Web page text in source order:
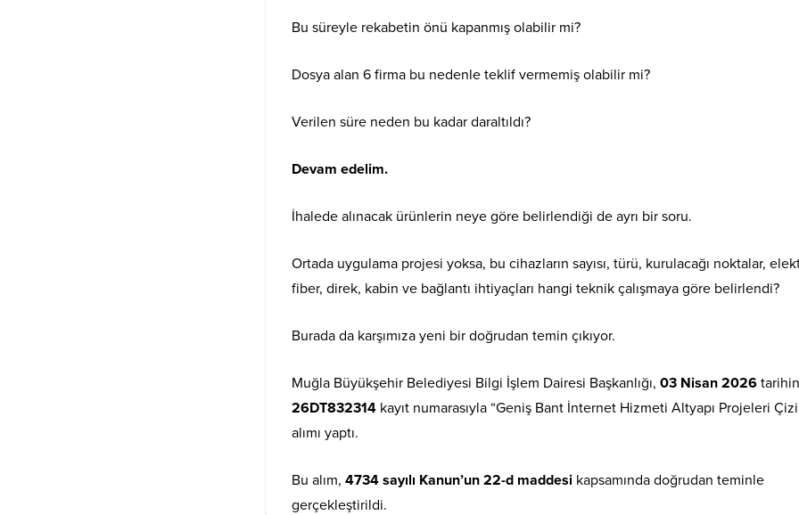
Bu süreyle rekabetin önü kapanmış olabilir mi?
Dosya alan 6 firma bu nedenle teklif vermemiş olabilir mi?
Verilen süre neden bu kadar daraltıldı?
Devam edelim.
İhalede alınacak ürünlerin neye göre belirlendiği de ayrı bir soru.
Ortada uygulama projesi yoksa, bu cihazların sayısı, türü, kurulacağı noktalar,
fiber, direk, kabin ve bağlantı ihtiyaçları hangi teknik çalışmaya göre belirlendi?
Burada da karşımıza yeni bir doğrudan temin çıkıyor.
Muğla Büyükşehir Belediyesi Bilgi İşlem Dairesi Başkanlığı, 03 Nisan 2026
26DT832314 kayıt numarasıyla “Geniş Bant İnternet Hizmeti Altyapı Projeleri
alımı yaptı.
Bu alım, 4734 sayılı Kanun’un 22-d maddesi kapsamında doğrudan teminle
gerçekleştirildi.